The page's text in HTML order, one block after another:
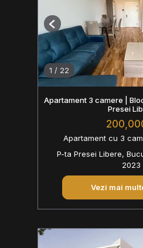
1 / 22
Previous
Apartament 3 camere |
Presei
Apartament cu 3
P-ta Presei Libere,
2023
Vezi mai